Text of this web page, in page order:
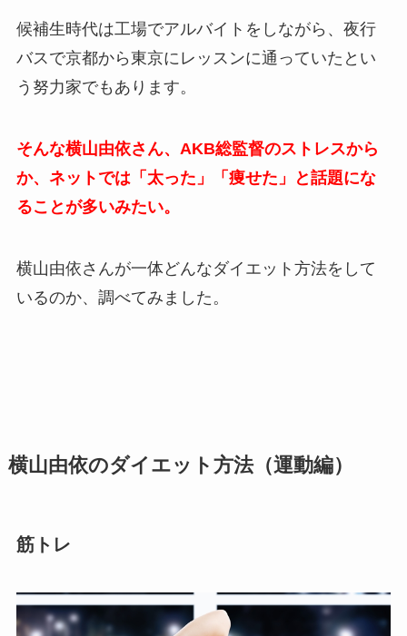
候補生時代は工場でアルバイトをしながら、夜行
バスで京都から東京にレッスンに通っていたとい
う努力家でもあります。
そんな横山由依さん、AKB総監督のストレスから
か、ネットでは「太った」「痩せた」と話題にな
ることが多いみたい。
横山由依さんが一体どんなダイエット方法をして
いるのか、調べてみました。
横山由依のダイエット方法（運動編）
筋トレ